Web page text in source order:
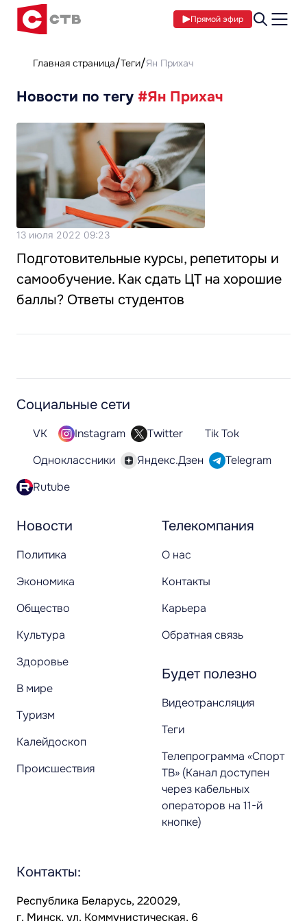
Прямой эфир
Главная страница Теги Ян Прихач
Новости по тегу #Ян Прихач
13 июля 2022 09:23
Подготовительные курсы, репетиторы и
самообучение. Как сдать ЦТ на хорошие
баллы? Ответы студентов
Новости
Политика
Экономика
Общество
Культура
Здоровье
В мире
Туризм
Калейдоскоп
Происшествия
Телекомпания
О нас
Контакты
Карьера
Обратная связь
Будет полезно
Видеотрансляция
Теги
Телепрограмма «Спорт
ТВ» (Канал доступен
через кабельных
операторов на 11-й
кнопке)
Социальные сети
VK Instagram Twitter
Tik Tok
Одноклассники
Яндекс.Дзен
Telegram
Rutube
Контакты:
Республика Беларусь, 220029,
г. Минск, ул. Коммунистическая, 6